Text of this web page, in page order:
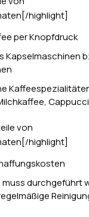
highlight]
per Knopfdruck
Kapselmaschinen
von
highlight]
muss durchgeführt